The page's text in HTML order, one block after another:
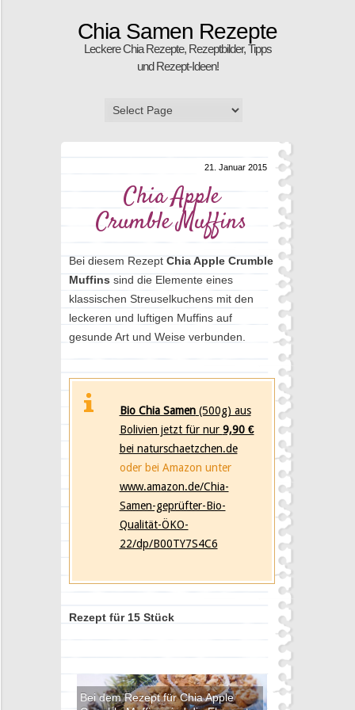
Chia Samen Rezepte
Leckere Chia Rezepte, Rezeptbilder, Tipps
und Rezept-Ideen!
21. Januar 2015
Chia Apple
Crumble Muffins
Bei diesem Rezept Chia Apple Crumble
Muffins sind die Elemente eines
klassischen Streuselkuchens mit den
leckeren und luftigen Muffins auf
gesunde Art und Weise verbunden.
Bio Chia Samen(500g) aus
Bolivien jetzt für nur 9,90 €
bei naturschaetzchen.de
oder bei Amazon unter
www.amazon.de/Chia-
Samen-geprüfter-Bio-
Qualität-ÖKO-
22/dp/B00TY7S4C6
Rezept für 15 Stück
Bei dem Rezept für Chia Apple
Bei dem Rezept für Chia Apple